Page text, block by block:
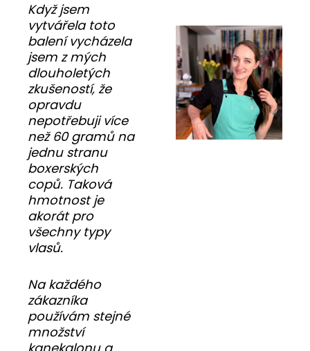
Když jsem
vytvářela toto
balení vycházela
jsem z mých
dlouholetých
zkušeností, že
opravdu
nepotřebuji více
než 60 gramů na
jednu stranu
boxerských
copů. Taková
hmotnost je
akorát pro
všechny typy
vlasů.
Na každého
zákazníka
používám stejné
množství